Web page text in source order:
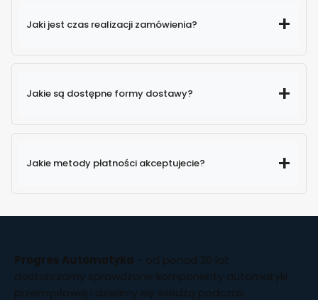
Jaki jest czas realizacji zamówienia?
Jakie są dostępne formy dostawy?
Jakie metody płatności akceptujecie?
Progres Automatyka - od ponad 26 lat
dostarczamy sprawdzone komponenty automatyki
przemysłowej i dzielimy się wiedzą podczas